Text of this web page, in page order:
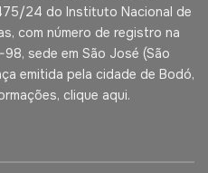
24 do Instituto Nacional de
com número de registro na
sede em São José (São
emitida pela cidade de Bodó,
clique aqui.